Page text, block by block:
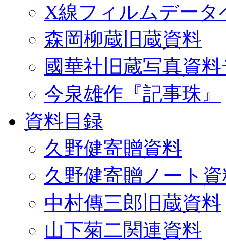
X線フィルムデータ
森岡柳蔵旧蔵資料
國華社旧蔵写真資
今泉雄作『記事珠』
資料目録
久野健寄贈資料
久野健寄贈ノート
中村傳三郎旧蔵資料
山下菊二関連資料